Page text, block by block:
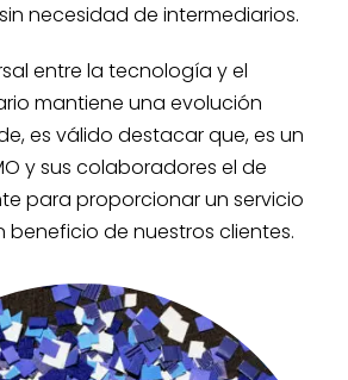
necesidad de intermediarios.
entre la tecnología y el
mantiene una evolución
es válido destacar que, es un
y sus colaboradores el de
para proporcionar un servicio
beneficio de nuestros clientes.